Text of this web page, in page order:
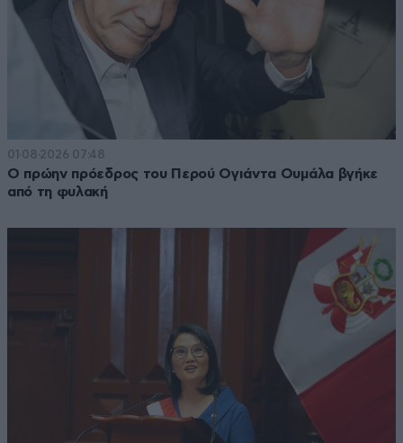
01·08·2026 07:48
Ο πρώην πρόεδρος του Περού Ογιάντα Ουμάλα βγήκε
από τη φυλακή